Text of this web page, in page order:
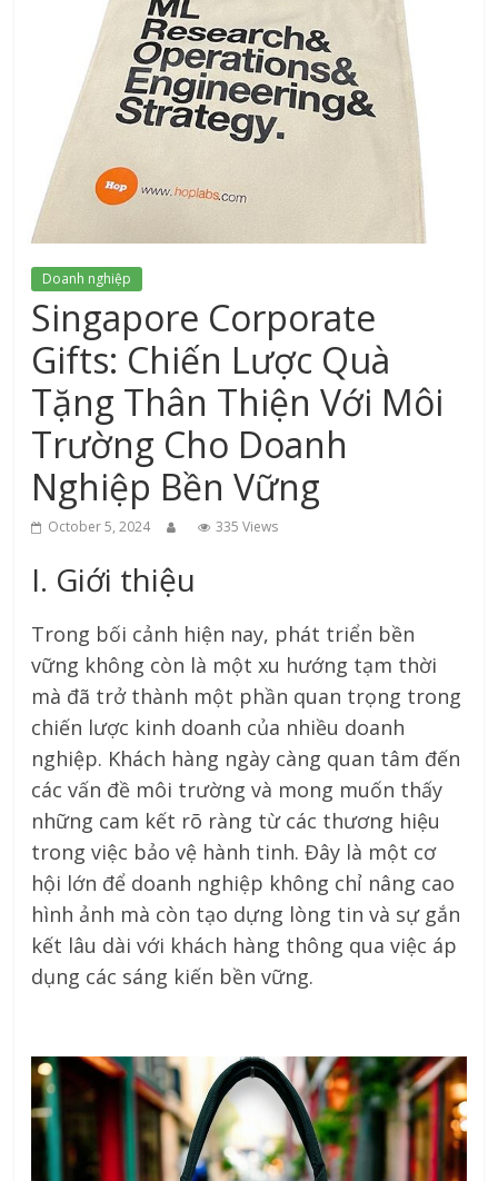
Doanh nghiệp
Singapore Corporate
Gifts: Chiến Lược Quà
Tặng Thân Thiện Với Môi
Trường Cho Doanh
Nghiệp Bền Vững
October 5, 2024 335 Views
I. Giới thiệu
Trong bối cảnh hiện nay, phát triển bền
vững không còn là một xu hướng tạm thời
mà đã trở thành một phần quan trọng trong
chiến lược kinh doanh của nhiều doanh
nghiệp. Khách hàng ngày càng quan tâm đến
các vấn đề môi trường và mong muốn thấy
những cam kết rõ ràng từ các thương hiệu
trong việc bảo vệ hành tinh. Đây là một cơ
hội lớn để doanh nghiệp không chỉ nâng cao
hình ảnh mà còn tạo dựng lòng tin và sự gắn
kết lâu dài với khách hàng thông qua việc áp
dụng các sáng kiến bền vững.